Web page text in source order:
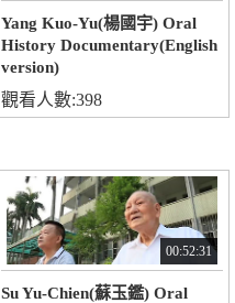
Yang Kuo-Yu(楊國宇) Oral
History Documentary(English
version)
觀看人數:398
00:52:31
Su Yu-Chien(蘇玉鑑) Oral